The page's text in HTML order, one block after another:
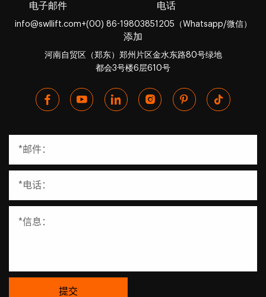
电子邮件
info@swllift.com
电话
+(00) 86-19803851205（Whatsapp/微信）
添加
河南自贸区（郑东）郑州片区金水东路80号绿地
都会3号楼6层610号